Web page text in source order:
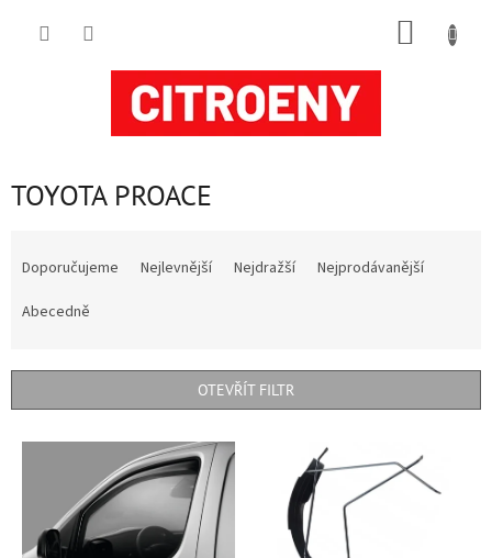
TOYOTA PROACE
r
Doporučujeme Nejlevnější Nejdražší
Nejprodávanější
Abecedně
OTEVŘÍT FILTR